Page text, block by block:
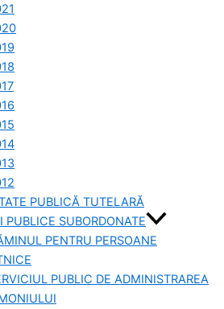
PUBLICĂ TUTELARĂ
PUBLICE SUBORDONATE
PENTRU PERSOANE
PUBLIC DE ADMINISTRAREA